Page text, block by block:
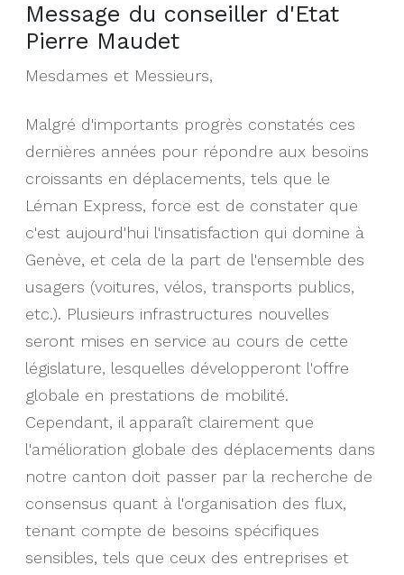
Message du conseiller d'Etat
Pierre Maudet
Mesdames et Messieurs,
Malgré d'importants progrès constatés ces
dernières années pour répondre aux besoins
croissants en déplacements, tels que le
Léman Express, force est de constater que
c'est aujourd'hui l'insatisfaction qui domine à
Genève, et cela de la part de l'ensemble des
usagers (voitures, vélos, transports publics,
etc.). Plusieurs infrastructures nouvelles
seront mises en service au cours de cette
législature, lesquelles développeront l'offre
globale en prestations de mobilité.
Cependant, il apparaît clairement que
l'amélioration globale des déplacements dans
notre canton doit passer par la recherche de
consensus quant à l'organisation des flux,
tenant compte de besoins spécifiques
sensibles, tels que ceux des entreprises et